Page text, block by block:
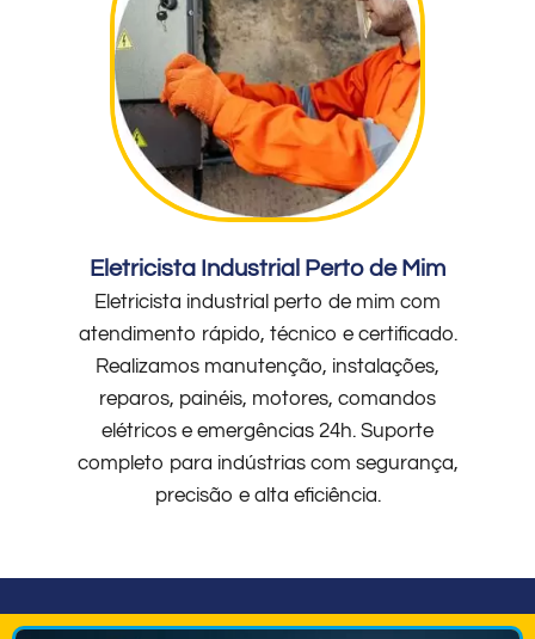
Eletricista Industrial Perto de Mim
Eletricista industrial perto de mim com
atendimento rápido, técnico e certificado.
Realizamos manutenção, instalações,
reparos, painéis, motores, comandos
elétricos e emergências 24h. Suporte
completo para indústrias com segurança,
precisão e alta eficiência.